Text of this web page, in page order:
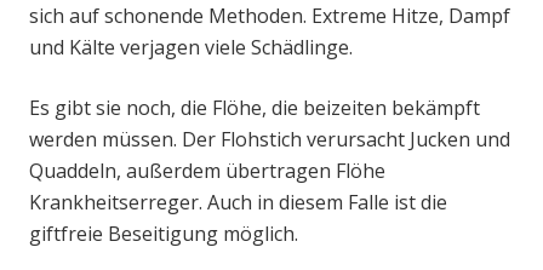
sich auf schonende Methoden. Extreme Hitze, Dampf
und Kälte verjagen viele Schädlinge.
Es gibt sie noch, die Flöhe, die beizeiten bekämpft
werden müssen. Der Flohstich verursacht Jucken und
Quaddeln, außerdem übertragen Flöhe
Krankheitserreger. Auch in diesem Falle ist die
giftfreie Beseitigung möglich.